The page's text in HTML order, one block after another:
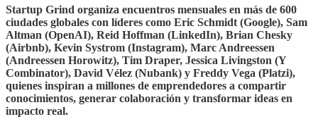
Startup Grind organiza encuentros mensuales en más de 600
ciudades globales con líderes como Eric Schmidt (Google), Sam
Altman (OpenAI), Reid Hoffman (LinkedIn), Brian Chesky
(Airbnb), Kevin Systrom (Instagram), Marc Andreessen
(Andreessen Horowitz), Tim Draper, Jessica Livingston (Y
Combinator), David Vélez (Nubank) y Freddy Vega (Platzi),
quienes inspiran a millones de emprendedores a compartir
conocimientos, generar colaboración y transformar ideas en
impacto real.